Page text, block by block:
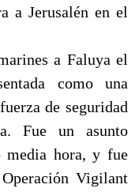
a Jerusalén en el
a Faluya el
como una
de seguridad
Fue un asunto
media hora, y fue
Vigilant